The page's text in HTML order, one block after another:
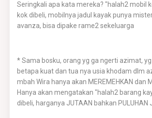
Seringkali apa kata mereka? "halah2 mobil
kok dibeli, mobilnya jadul kayak punya
avanza, bisa dipake rame2 sekeluarga
* Sama bosku, orang yg ga ngerti azimat,
betapa kuat dan tua nya usia khodam dlm
mbah Wira hanya akan MEREMEHKAN dan
Hanya akan mengatakan "halah2 barang
dibeli, harganya JUTAAN bahkan PULUHAN